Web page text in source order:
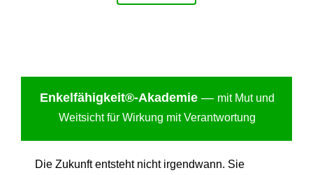
Enkelfähigkeit®-Akademie — mit Mut und
Weitsicht für Wirkung mit Verantwortung
Die Zukunft entsteht nicht irgendwann. Sie